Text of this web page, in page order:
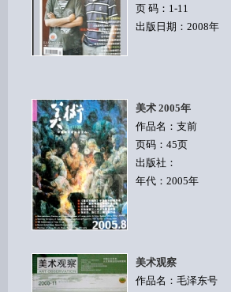
页 码：1-11
出版日期：2008年
美术 2005年
作品名：支前
页码：45页
出版社：
年代：2005年
美术观察
作品名：毛泽东号